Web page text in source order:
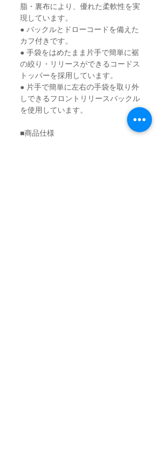
脂・裏布により、優れた柔軟性を実
現しています。
● バックルとドローコードを備えた
カフ付きです。
● 手袋をはめたまま片手で簡単に裾
の絞り・リリースができるコードス
トッパーを採用しています。
● 片手で簡単に左右の手袋を取り外
しできるフロントリリースバックル
を使用しています。
■商品仕様